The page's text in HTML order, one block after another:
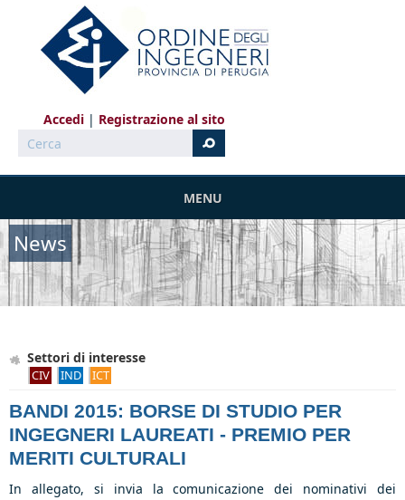
Salta al contenuto principale
Accedi
Registrazione al sito
Cerca
MENU
News
Settori di interesse
CIV IND ICT
BANDI 2015: BORSE DI STUDIO PER
INGEGNERI LAUREATI - PREMIO PER
MERITI CULTURALI
In allegato, si invia la comunicazione dei nominativi dei